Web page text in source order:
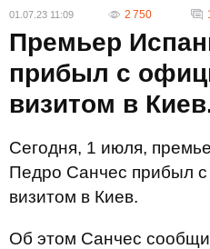
01.07.23 11:09 2 750
Премьер
прибыл с
визитом в
Сегодня, 1 июля,
Педро Санчес прибыл
визитом в Киев.
Об этом Санчес